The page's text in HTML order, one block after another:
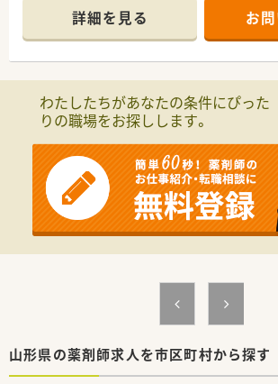
応需枚数は30枚から40枚程度です。
■地域に根ざした運営を行っており、居宅
の分野にも積極的に取り組んでいます。
■現在の店舗スタッフに欠員が発生したた
としてご活躍いただける方を急募していま
■年配の患者様との日常会話を楽しみながら
く丁寧に対応できるコミュニケーション能
■人口3000人規模の地域社会において、住
係を築きながら地域医療に貢献したい方を
【法人特徴について】
■県内で3つの調剤薬局店舗を展開しており
テムの一翼を担う重要な役割を果たしてい
■多職種と綿密に連携し、クリーンベンチ
■健康サポート薬局としての認定を受けて
生活をトータルでサポートする体制が整って
■管理薬剤師としての募集であり、これまで
活かして店舗運営の中核を担っていただきま
詳細を見る お
わたしたちがあなたの条件にぴった
りの職場をお探しします。
山形県の薬剤師求人を市区町村から探す